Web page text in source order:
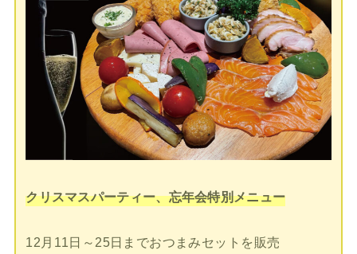
クリスマスパーティー、忘年会特別メニュー
12月11日～25日までおつまみセットを販売